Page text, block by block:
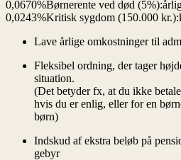
Lave årlige omkostninger til
Fleksibel ordning, der tager
situation.
(Det betyder fx, at du ikke
hvis du er enlig, eller for en
børn)
Indskud af ekstra beløb på
gebyr